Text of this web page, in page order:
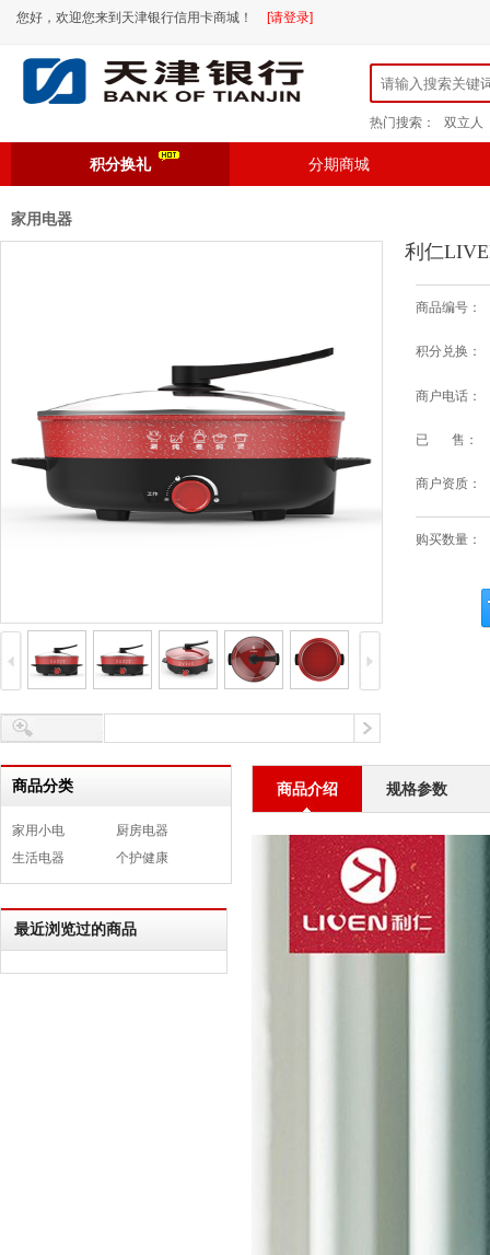
您好，欢迎您来到天津银行信用卡商城！ [请登录]
热门搜索： 双立人
积分换礼 分期商城
家用电器
利仁
商品编号：
积分兑换：
商户电话：
已 售：
商户资质：
购买数量：
商品分类
家用小电
厨房电器
生活电器
个护健康
最近浏览过的商品
商品介绍 规格参数